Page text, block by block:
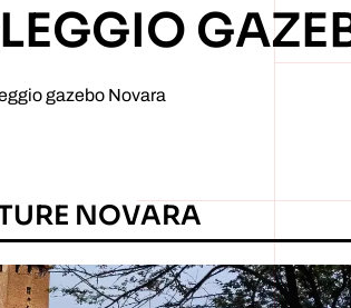
gazebo Novara
NOVARA